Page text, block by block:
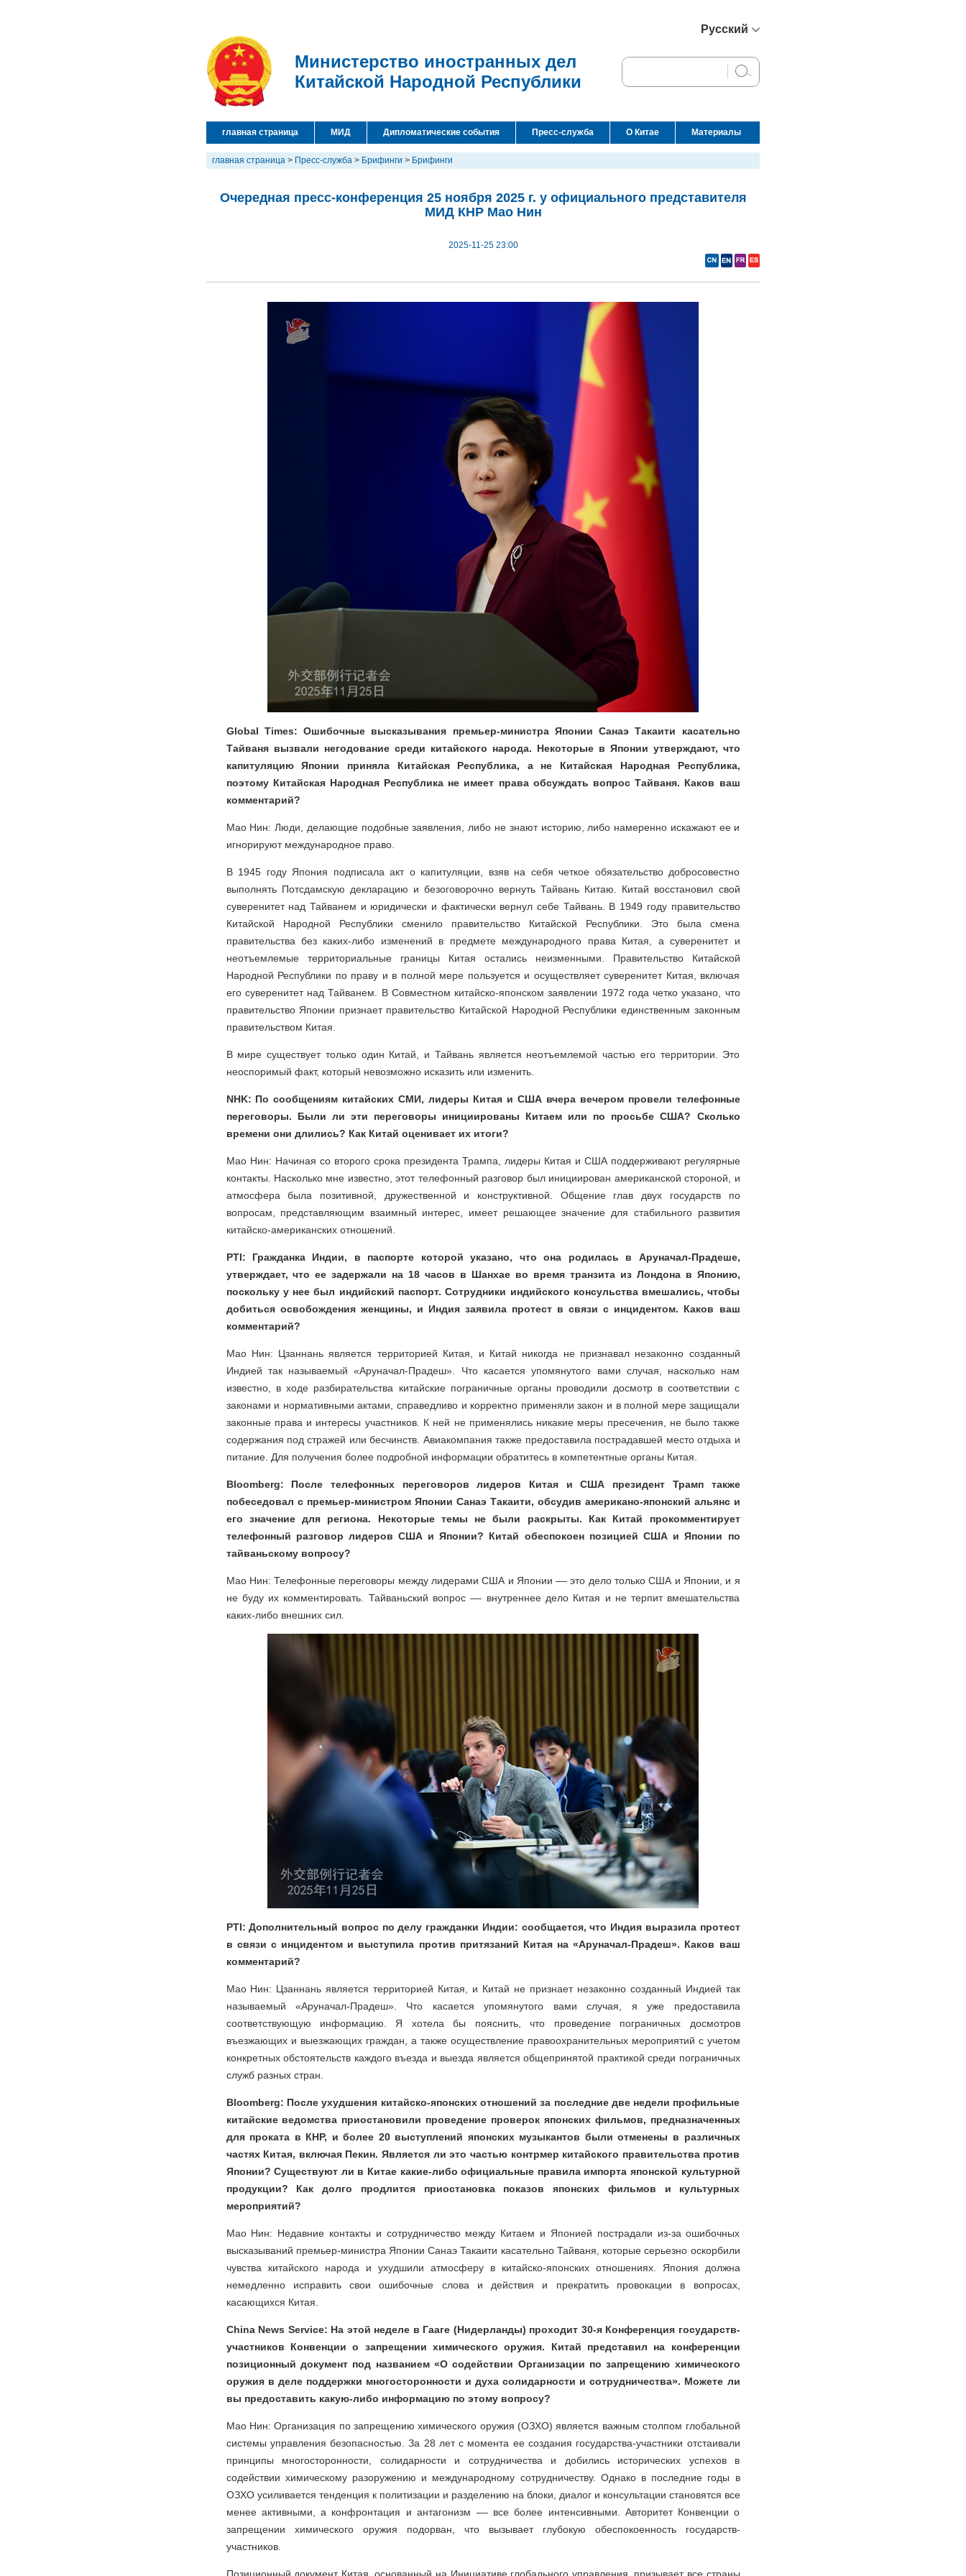
Русский
English
Español
عربي
Министерство иностранных дел
Китайской Народной Республики
главная страница МИД Дипломатические события Пресс-служба О Китае Материалы
главная страница > Пресс-служба > Брифинги > Брифинги
Очередная пресс-конференция 25 ноября 2025 г. у официального представителя
МИД КНР Мао Нин
2025-11-25 23:00
Global Times: Ошибочные высказывания премьер-министра Японии Санаэ Такаити касательно
Тайваня вызвали негодование среди китайского народа. Некоторые в Японии утверждают, что
капитуляцию Японии приняла Китайская Республика, а не Китайская Народная Республика,
поэтому Китайская Народная Республика не имеет права обсуждать вопрос Тайваня. Каков ваш
комментарий?
Мао Нин: Люди, делающие подобные заявления, либо не знают историю, либо намеренно искажают ее и
игнорируют международное право.
В 1945 году Япония подписала акт о капитуляции, взяв на себя четкое обязательство добросовестно
выполнять Потсдамскую декларацию и безоговорочно вернуть Тайвань Китаю. Китай восстановил свой
суверенитет над Тайванем и юридически и фактически вернул себе Тайвань. В 1949 году правительство
Китайской Народной Республики сменило правительство Китайской Республики. Это была смена
правительства без каких-либо изменений в предмете международного права Китая, а суверенитет и
неотъемлемые территориальные границы Китая остались неизменными. Правительство Китайской
Народной Республики по праву и в полной мере пользуется и осуществляет суверенитет Китая, включая
его суверенитет над Тайванем. В Совместном китайско-японском заявлении 1972 года четко указано, что
правительство Японии признает правительство Китайской Народной Республики единственным законным
правительством Китая.
В мире существует только один Китай, и Тайвань является неотъемлемой частью его территории. Это
неоспоримый факт, который невозможно исказить или изменить.
NHK: По сообщениям китайских СМИ, лидеры Китая и США вчера вечером провели телефонные
переговоры. Были ли эти переговоры инициированы Китаем или по просьбе США? Сколько
времени они длились? Как Китай оценивает их итоги?
Мао Нин: Начиная со второго срока президента Трампа, лидеры Китая и США поддерживают регулярные
контакты. Насколько мне известно, этот телефонный разговор был инициирован американской стороной, и
атмосфера была позитивной, дружественной и конструктивной. Общение глав двух государств по
вопросам, представляющим взаимный интерес, имеет решающее значение для стабильного развития
китайско-американских отношений.
PTI: Гражданка Индии, в паспорте которой указано, что она родилась в Аруначал-Прадеше,
утверждает, что ее задержали на 18 часов в Шанхае во время транзита из Лондона в Японию,
поскольку у нее был индийский паспорт. Сотрудники индийского консульства вмешались, чтобы
добиться освобождения женщины, и Индия заявила протест в связи с инцидентом. Каков ваш
комментарий?
Мао Нин: Цзаннань является территорией Китая, и Китай никогда не признавал незаконно созданный
Индией так называемый «Аруначал-Прадеш». Что касается упомянутого вами случая, насколько нам
известно, в ходе разбирательства китайские пограничные органы проводили досмотр в соответствии с
законами и нормативными актами, справедливо и корректно применяли закон и в полной мере защищали
законные права и интересы участников. К ней не применялись никакие меры пресечения, не было также
содержания под стражей или бесчинств. Авиакомпания также предоставила пострадавшей место отдыха и
питание. Для получения более подробной информации обратитесь в компетентные органы Китая.
Bloomberg: После телефонных переговоров лидеров Китая и США президент Трамп также
побеседовал с премьер-министром Японии Санаэ Такаити, обсудив американо-японский альянс и
его значение для региона. Некоторые темы не были раскрыты. Как Китай прокомментирует
телефонный разговор лидеров США и Японии? Китай обеспокоен позицией США и Японии по
тайваньскому вопросу?
Мао Нин: Телефонные переговоры между лидерами США и Японии –– это дело только США и Японии, и я
не буду их комментировать. Тайваньский вопрос –– внутреннее дело Китая и не терпит вмешательства
каких-либо внешних сил.
PTI: Дополнительный вопрос по делу гражданки Индии: сообщается, что Индия выразила протест
в связи с инцидентом и выступила против притязаний Китая на «Аруначал-Прадеш». Каков ваш
комментарий?
Мао Нин: Цзаннань является территорией Китая, и Китай не признает незаконно созданный Индией так
называемый «Аруначал-Прадеш». Что касается упомянутого вами случая, я уже предоставила
соответствующую информацию. Я хотела бы пояснить, что проведение пограничных досмотров
въезжающих и выезжающих граждан, а также осуществление правоохранительных мероприятий с учетом
конкретных обстоятельств каждого въезда и выезда является общепринятой практикой среди пограничных
служб разных стран.
Bloomberg: После ухудшения китайско-японских отношений за последние две недели профильные
китайские ведомства приостановили проведение проверок японских фильмов, предназначенных
для проката в КНР, и более 20 выступлений японских музыкантов были отменены в различных
частях Китая, включая Пекин. Является ли это частью контрмер китайского правительства против
Японии? Существуют ли в Китае какие-либо официальные правила импорта японской культурной
продукции? Как долго продлится приостановка показов японских фильмов и культурных
мероприятий?
Мао Нин: Недавние контакты и сотрудничество между Китаем и Японией пострадали из-за ошибочных
высказываний премьер-министра Японии Санаэ Такаити касательно Тайваня, которые серьезно оскорбили
чувства китайского народа и ухудшили атмосферу в китайско-японских отношениях. Япония должна
немедленно исправить свои ошибочные слова и действия и прекратить провокации в вопросах,
касающихся Китая.
China News Service: На этой неделе в Гааге (Нидерланды) проходит 30-я Конференция государств-
участников Конвенции о запрещении химического оружия. Китай представил на конференции
позиционный документ под названием «О содействии Организации по запрещению химического
оружия в деле поддержки многосторонности и духа солидарности и сотрудничества». Можете ли
вы предоставить какую-либо информацию по этому вопросу?
Мао Нин: Организация по запрещению химического оружия (ОЗХО) является важным столпом глобальной
системы управления безопасностью. За 28 лет с момента ее создания государства-участники отстаивали
принципы многосторонности, солидарности и сотрудничества и добились исторических успехов в
содействии химическому разоружению и международному сотрудничеству. Однако в последние годы в
ОЗХО усиливается тенденция к политизации и разделению на блоки, диалог и консультации становятся все
менее активными, а конфронтация и антагонизм –– все более интенсивными. Авторитет Конвенции о
запрещении химического оружия подорван, что вызывает глубокую обеспокоенность государств-
участников.